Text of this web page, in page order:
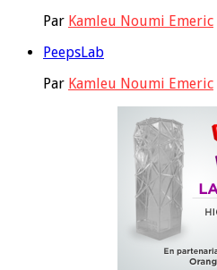
Par Kamleu Noumi Emeric
PeepsLab
Par Kamleu Noumi Emeric